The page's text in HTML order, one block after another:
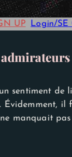
UP Login/SE
sentiment
manquait